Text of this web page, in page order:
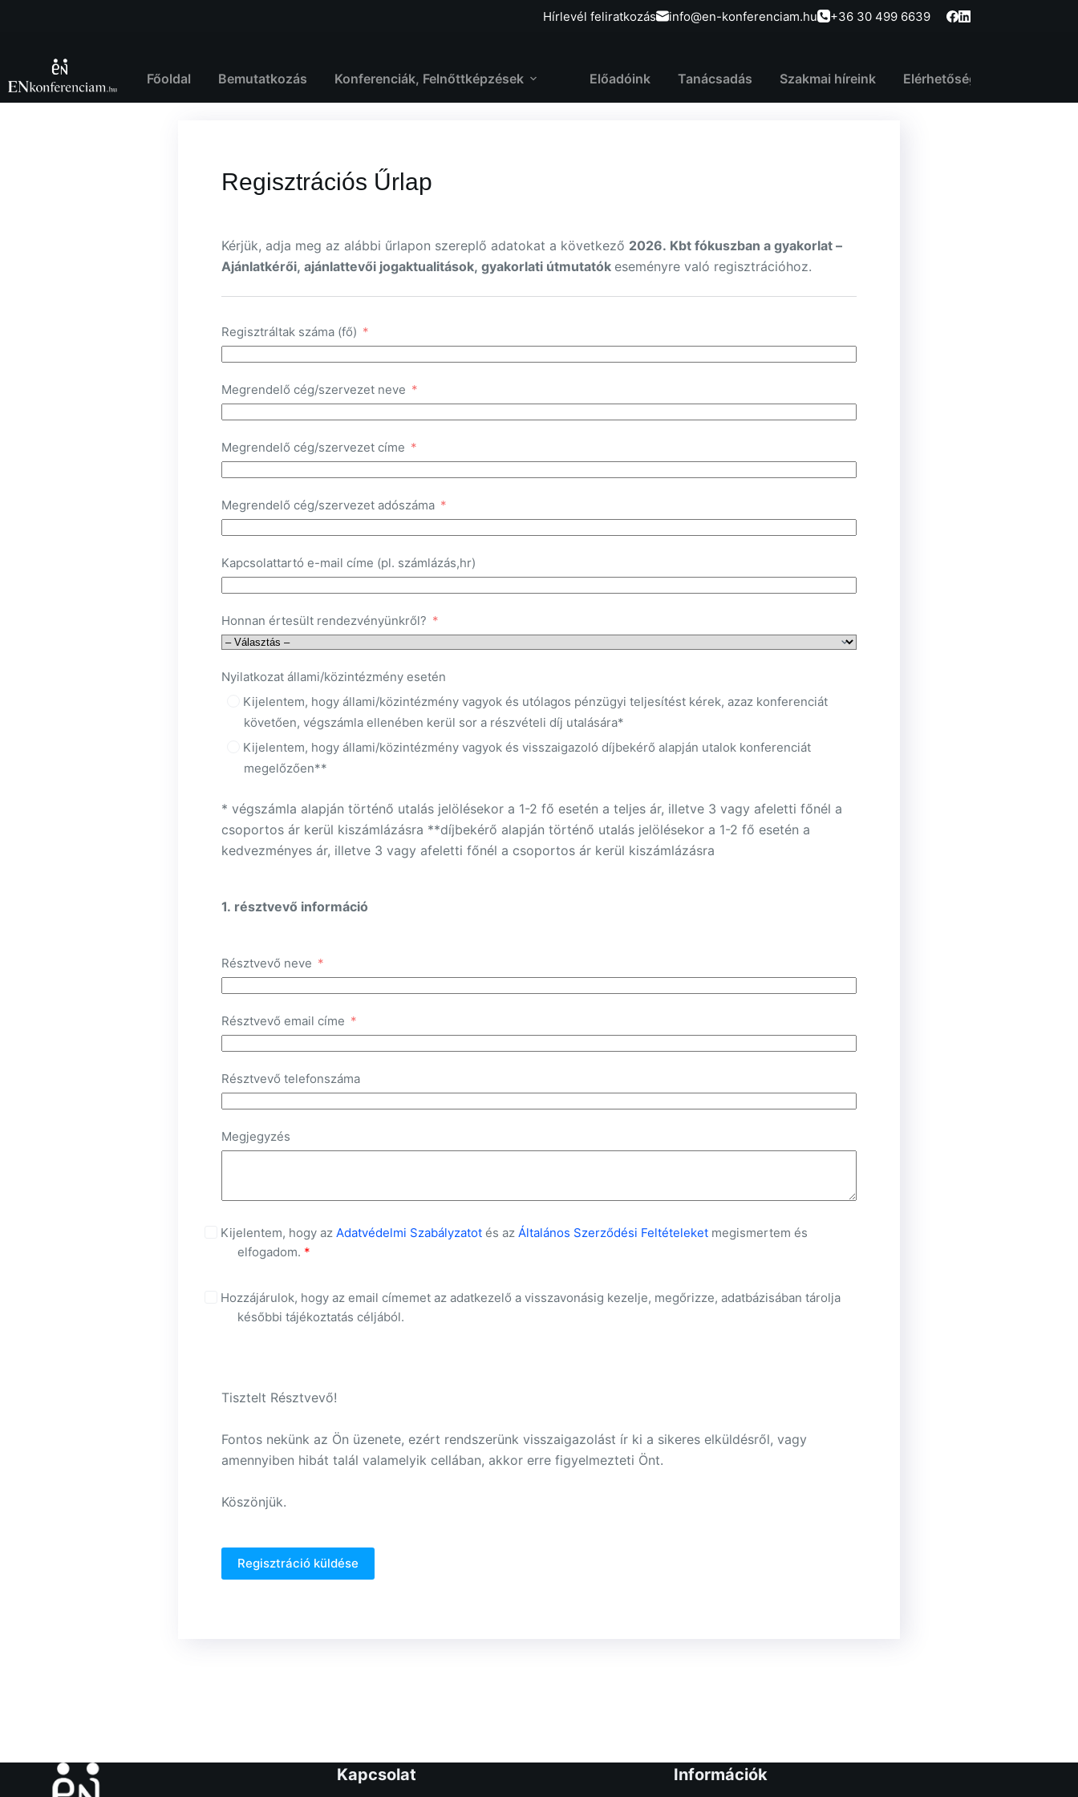
Hírlevél feliratkozás info@en-konferenciam.hu +36 30 499 6639
Főoldal Bemutatkozás Konferenciák, Felnőttképzések Előadóink Tanácsadás Szakmai híreink Elérhetőség
Regisztrációs Űrlap
Kérjük, adja meg az alábbi űrlapon szereplő adatokat a következő 2026. Kbt fókuszban a gyakorlat –
Ajánlatkérői, ajánlattevői jogaktualitások, gyakorlati útmutatók eseményre való regisztrációhoz.
Regisztráltak száma (fő)
Megrendelő cég/szervezet neve
Megrendelő cég/szervezet címe
Megrendelő cég/szervezet adószáma
Kapcsolattartó e-mail címe (pl. számlázás,hr)
Honnan értesült rendezvényünkről?
Nyilatkozat állami/közintézmény esetén
Kijelentem, hogy állami/közintézmény vagyok és utólagos pénzügyi teljesítést kérek, azaz konferenciát
követően, végszámla ellenében kerül sor a részvételi díj utalására*
Kijelentem, hogy állami/közintézmény vagyok és visszaigazoló díjbekérő alapján utalok konferenciát
megelőzően**
* végszámla alapján történő utalás jelölésekor a 1-2 fő esetén a teljes ár, illetve 3 vagy afeletti főnél a
csoportos ár kerül kiszámlázásra **díjbekérő alapján történő utalás jelölésekor a 1-2 fő esetén a
kedvezményes ár, illetve 3 vagy afeletti főnél a csoportos ár kerül kiszámlázásra
1. résztvevő információ
Résztvevő neve
Résztvevő email címe
Résztvevő telefonszáma
Megjegyzés
Kijelentem, hogy azAdatvédelmi Szabályzatot és azÁltalános Szerződési Feltételeket megismertem és
elfogadom. *
Hozzájárulok, hogy az email címemet az adatkezelő a visszavonásig kezelje, megőrizze, adatbázisában tárolja
későbbi tájékoztatás céljából.
Tisztelt Résztvevő!
Fontos nekünk az Ön üzenete, ezért rendszerünk visszaigazolást ír ki a sikeres elküldésről, vagy
amennyiben hibát talál valamelyik cellában, akkor erre figyelmezteti Önt.
Köszönjük.
Regisztráció küldése
Kapcsolat Információk